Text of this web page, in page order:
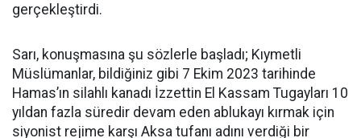
gerçekleştirdi.
Sarı, konuşmasına şu sözlerle başladı; Kıymetli
Müslümanlar, bildiğiniz gibi 7 Ekim 2023 tarihinde
Hamas’ın silahlı kanadı İzzettin El Kassam Tugayları 10
yıldan fazla süredir devam eden ablukayı kırmak için
siyonist rejime karşı Aksa tufanı adını verdiği bir